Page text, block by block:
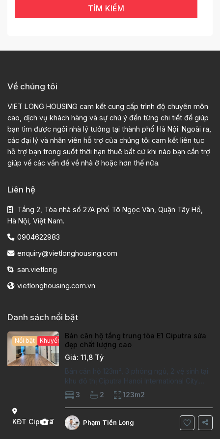
TÌM KIẾM
Về chúng tôi
VIET LONG HOUSING cam kết cung cấp trình độ chuyên môn
cao, dịch vụ khách hàng và sự chú ý đến từng chi tiết để giúp
bạn tìm được ngôi nhà lý tưởng tại thành phố Hà Nội. Ngoài ra,
các đại lý và nhân viên hỗ trợ của chúng tôi cam kết liên tục
hỗ trợ bạn trong suốt thời hạn thuê bất cứ khi nào bạn cần trợ
giúp về các vấn đề về nhà ở hoặc hơn thế nữa.
Liên hệ
Tầng 2, Tòa nhà số 27A phố Tô Ngọc Vân, Quận Tây Hồ,
Hà Nội, Việt Nam.
0904622983
enquiry@vietlonghousing.com
san.vietlong
vietlonghousing.com.vn
Danh sách nổi bật
KĐT Ciputra
7
Nổi bật Khuyến mại hấp dẫn
Bán căn hộ tầng trung tòa E1 Ciputra sửa
đẹp chất lượng cao
Giá: 11,8 Tỷ
Bán căn hộ 123m², 3 phòng ngủ, 2 vệ sinh tại
khu đô thị Ciputra Hanoi International City.
Căn hộ đã sửa mới kỹ, chất lượng cao, sàn
gỗ, bếp hiện đại, không gian thoáng sáng.
Thông tin căn hộ: Diện tích:
3 2 123m2
Phạm Tiến Long